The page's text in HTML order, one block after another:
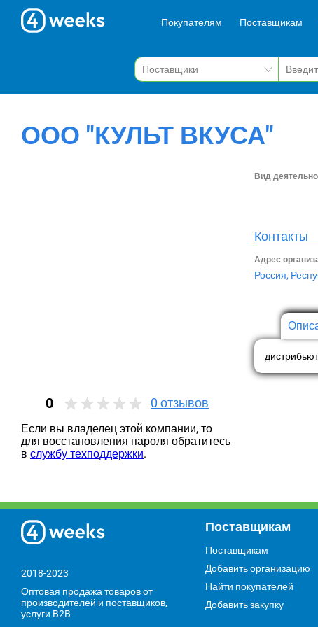
Покупателям Поставщикам
ООО "КУЛЬТ ВКУСА"
0 0 отзывов
Если вы владелец этой компании, то
для восстановления пароля обратитесь
в службу техподдержки.
Вид
Контакты
Адрес
Россия,
2018-2023
Оптовая продажа товаров от
производителей и поставщиков,
услуги B2B
Поставщикам
Поставщикам
Добавить организацию
Найти покупателей
Добавить закупку